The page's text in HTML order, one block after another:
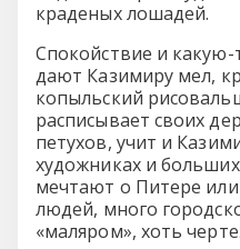
краденых лошадей.
Спокойствие и
дают Казимиру мел,
копыльский
расписывает своих
петухов, учит и
художниках и
мечтают о Питере
людей, много
«маляром», хоть